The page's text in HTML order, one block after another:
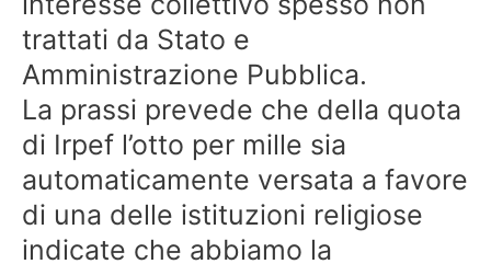
trattati da Stato e
Amministrazione Pubblica.
La prassi prevede che della quota
di Irpef l’otto per mille sia
automaticamente versata a favore
di una delle istituzioni religiose
indicate che abbiamo la